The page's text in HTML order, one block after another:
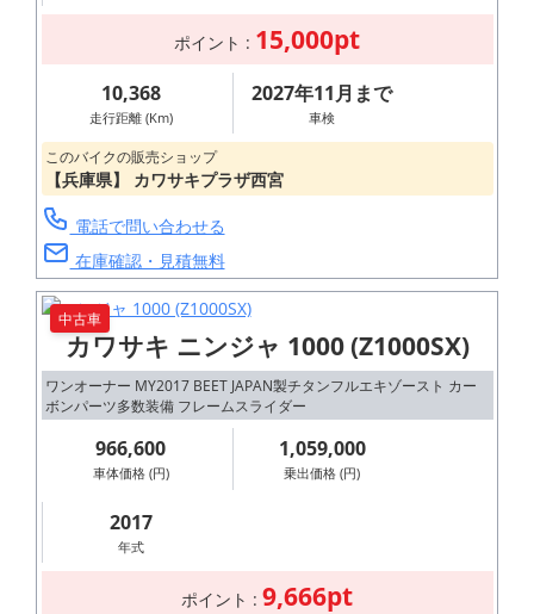
ポイント : 15,000pt
10,368
走行距離 (Km)
2027年11月まで
車検
このバイクの販売ショップ
【兵庫県】 カワサキプラザ西宮
電話で問い合わせる
在庫確認・見積無料
中古車
カワサキ ニンジャ 1000 (Z1000SX)
ワンオーナー MY2017 BEET JAPAN製チタンフルエキゾースト カー
ボンパーツ多数装備 フレームスライダー
966,600
車体価格 (円)
1,059,000
乗出価格 (円)
2017
年式
ポイント : 9,666pt